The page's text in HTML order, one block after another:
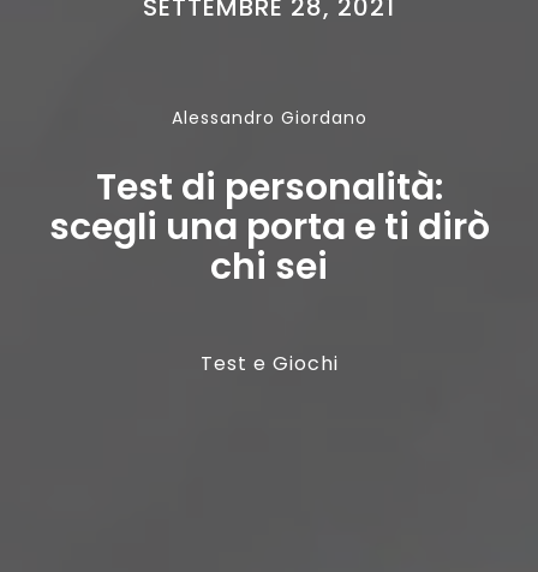
Alessandro Giordano
Test di personalità:
scegli una porta e ti dirò
chi sei
Test e Giochi